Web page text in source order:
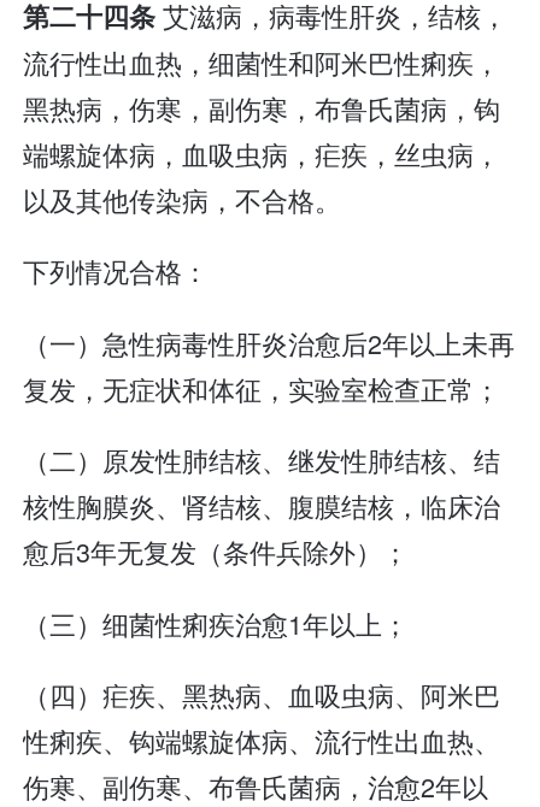
第二十四条艾滋病，病毒性肝炎，结核，
流行性出血热，细菌性和阿米巴性痢疾，
黑热病，伤寒，副伤寒，布鲁氏菌病，钩
端螺旋体病，血吸虫病，疟疾，丝虫病，
以及其他传染病，不合格。
下列情况合格：
（一）急性病毒性肝炎治愈后2年以上未再
复发，无症状和体征，实验室检查正常；
（二）原发性肺结核、继发性肺结核、结
核性胸膜炎、肾结核、腹膜结核，临床治
愈后3年无复发（条件兵除外）；
（三）细菌性痢疾治愈1年以上；
（四）疟疾、黑热病、血吸虫病、阿米巴
性痢疾、钩端螺旋体病、流行性出血热、
伤寒、副伤寒、布鲁氏菌病，治愈2年以